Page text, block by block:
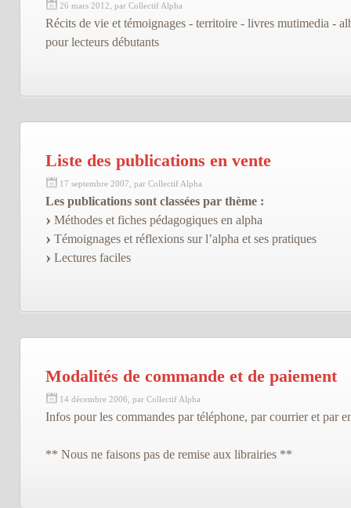
26 mars 2012, par Collectif Alpha
Récits de vie et témoignages - territoire - livres mutimedia -
pour lecteurs débutants
Liste des publications en vente
17 septembre 2007, par Collectif Alpha
Les publications sont classées par thème :
Méthodes et fiches pédagogiques en alpha
Témoignages et réflexions sur l’alpha et ses pratiques
Lectures faciles
Modalités de commande et de paiement
14 décembre 2006, par Collectif Alpha
Infos pour les commandes par téléphone, par courrier et par
** Nous ne faisons pas de remise aux librairies **